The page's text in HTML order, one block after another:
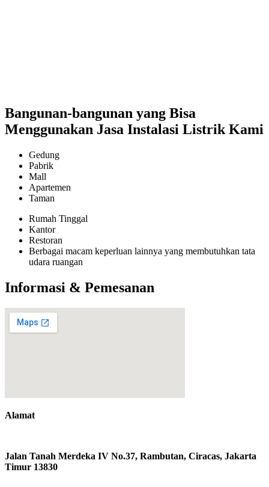
Bangunan-bangunan yang Bisa
Menggunakan Jasa Instalasi Listrik Kami
Gedung
Pabrik
Mall
Apartemen
Taman
Rumah Tinggal
Kantor
Restoran
Berbagai macam keperluan lainnya yang membutuhkan tata
udara ruangan
Informasi & Pemesanan
Alamat
Jalan Tanah Merdeka IV No.37, Rambutan, Ciracas, Jakarta
Timur 13830